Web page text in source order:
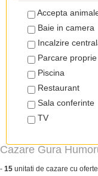
Accepta
Baie in camera
Incalzire
Parcare proprie
Piscina
Restaurant
Sala conferinte
TV
Cazare Gura
- 15 unitati de cazare cu